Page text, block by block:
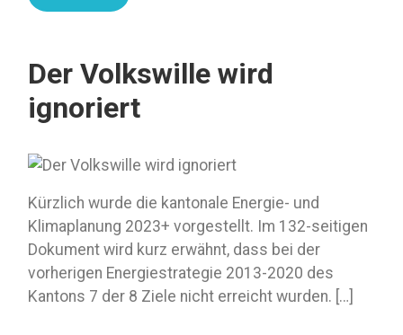
Der Volkswille wird
ignoriert
Kürzlich wurde die kantonale Energie- und
Klimaplanung 2023+ vorgestellt. Im 132-seitigen
Dokument wird kurz erwähnt, dass bei der
vorherigen Energiestrategie 2013-2020 des
Kantons 7 der 8 Ziele nicht erreicht wurden. […]